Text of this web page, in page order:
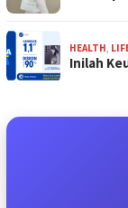
HEALTH
Inilah